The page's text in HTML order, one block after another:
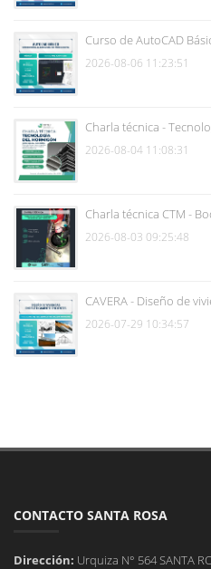
Curso de AutoCAD
2026-08-06 11:23:51
Charla técnica -
2026-08-04 11:08:31
Charla técnica CTM -
2026-08-03 09:25:48
CAVERA - Diseño de
2026-07-29 10:34:57
CONTACTO SANTA ROSA
Dirección: Urquiza N° 564 SANTA